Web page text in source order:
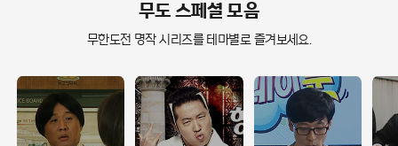
무도 스페셜 모음
무한도전 명작 시리즈를 테마별로 즐겨보세요.